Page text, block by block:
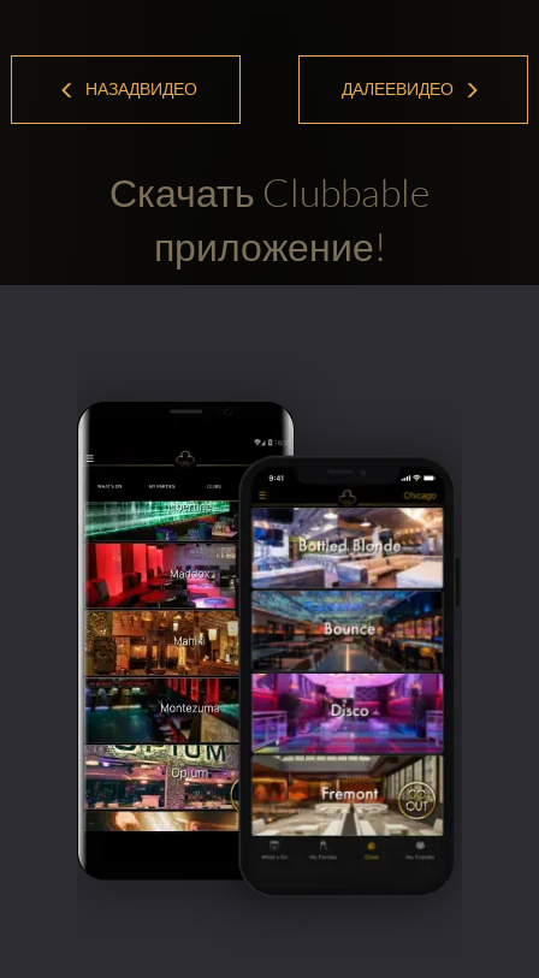
НАЗАДВИДЕО ДАЛЕЕВИДЕО
Скачать Clubbable
приложение!